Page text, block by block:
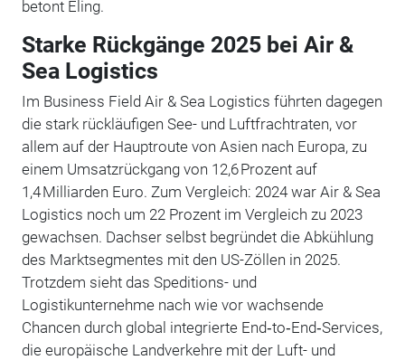
betont Eling.
Starke Rückgänge 2025 bei Air &
Sea Logistics
Im Business Field Air & Sea Logistics führten dagegen
die stark rückläufigen See- und Luftfrachtraten, vor
allem auf der Hauptroute von Asien nach Europa, zu
einem Umsatzrückgang von 12,6 Prozent auf
1,4 Milliarden Euro. Zum Vergleich: 2024 war Air & Sea
Logistics noch um 22 Prozent im Vergleich zu 2023
gewachsen. Dachser selbst begründet die Abkühlung
des Marktsegmentes mit den US-Zöllen in 2025.
Trotzdem sieht das Speditions- und
Logistikunternehme nach wie vor wachsende
Chancen durch global integrierte End‑to‑End‑Services,
die europäische Landverkehre mit der Luft- und